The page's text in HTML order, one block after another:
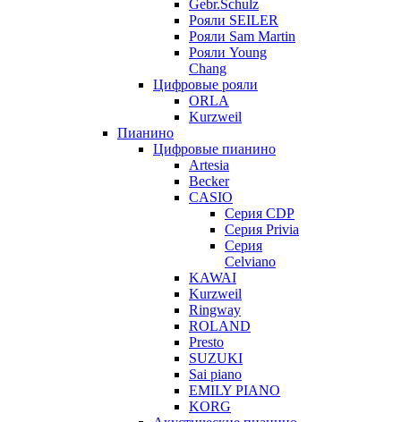
Gebr.Schulz
Рояли SEILER
Рояли Sam Martin
Рояли Young
Chang
Цифровые рояли
ORLA
Kurzweil
Пианино
Цифровые пианино
Artesia
Becker
CASIO
Серия CDP
Серия Privia
Серия
Celviano
KAWAI
Kurzweil
Ringway
ROLAND
Presto
SUZUKI
Sai piano
EMILY PIANO
KORG